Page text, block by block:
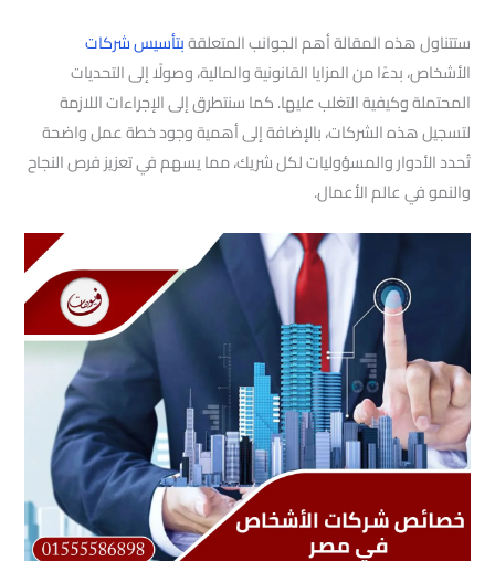
ستتناول هذه المقالة أهم الجوانب المتعلقةبتأسيس شركات
الأشخاص، بدءًا من المزايا القانونية والمالية، وصولًا إلى التحديات
المحتملة وكيفية التغلب عليها. كما سنتطرق إلى الإجراءات اللازمة
لتسجيل هذه الشركات، بالإضافة إلى أهمية وجود خطة عمل واضحة
تُحدد الأدوار والمسؤوليات لكل شريك، مما يسهم في تعزيز فرص النجاح
والنمو في عالم الأعمال.